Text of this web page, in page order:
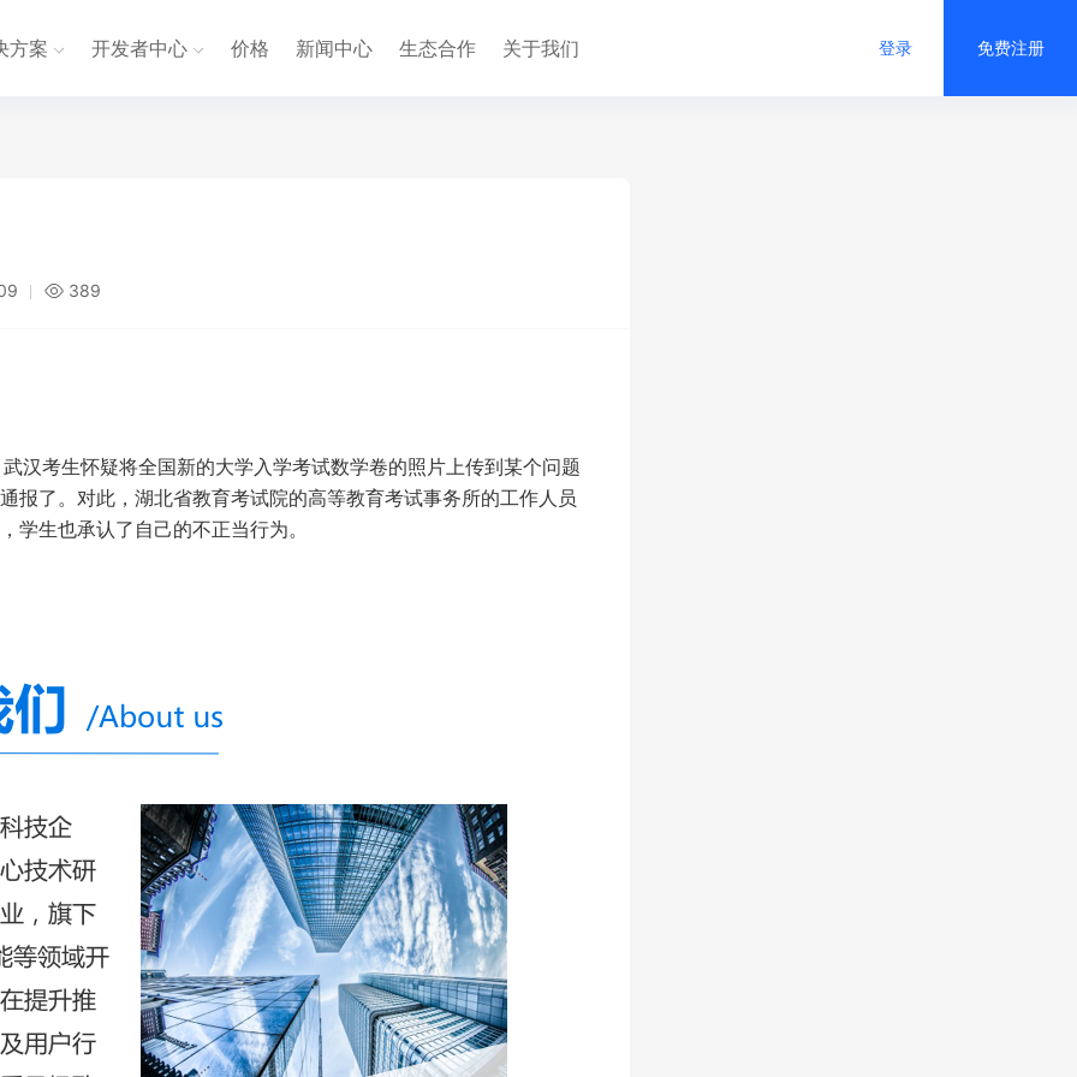
方案 开发者中心 价格 新闻中心 生态合作 关于我们 登录 免费注册
389
汉考生怀疑将全国新的大学入学考试数学卷的照片上传到某个问题
报了。对此，湖北省教育考试院的高等教育考试事务所的工作人员
学生也承认了自己的不正当行为。